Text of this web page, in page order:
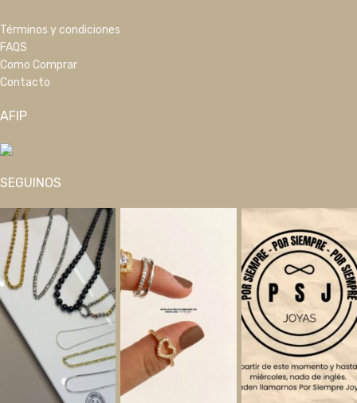
Términos y condiciones
FAQS
Como Comprar
Contacto
AFIP
SEGUINOS